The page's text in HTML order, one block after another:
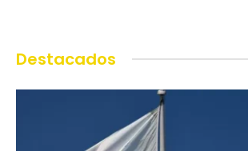
Destacados